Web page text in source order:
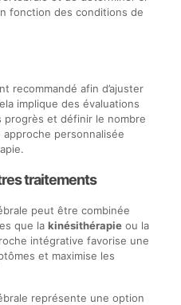
fonction des conditions de
recommandé afin d’ajuster
implique des évaluations
et définir le nombre
personnalisée
traitements
peut être combinée
que la kinésithérapieou la
intégrative favorise une
et maximise les
représente une option